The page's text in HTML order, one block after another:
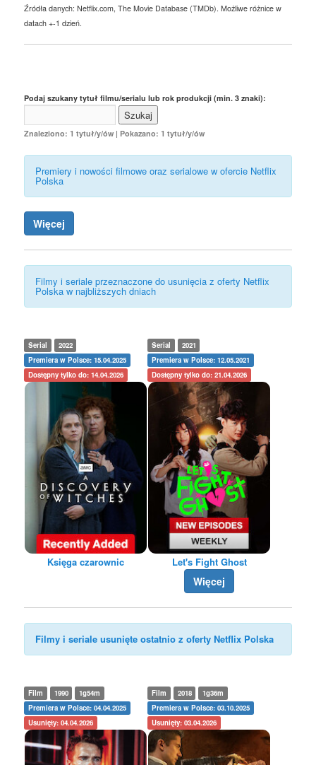
Źródła danych: Netflix.com, The Movie Database (TMDb). Możliwe różnice w
datach +-1 dzień.
Podaj szukany tytuł filmu/serialu lub rok produkcji (min. 3 znaki):
Znaleziono: 1 tytuł/y/ów | Pokazano: 1 tytuł/y/ów
Premiery i nowości filmowe oraz serialowe w ofercie Netflix
Polska
Więcej
Filmy i seriale przeznaczone do usunięcia z oferty Netflix
Polska w najbliższych dniach
Serial
2022
Premiera w Polsce: 15.04.2025
Dostępny tylko do: 14.04.2026
Księga czarownic
Serial
2021
Premiera w Polsce: 12.05.2021
Dostępny tylko do: 21.04.2026
Let's Fight Ghost
Więcej
Filmy i seriale usunięte ostatnio z oferty Netflix Polska
Film 1990
1g54m
Premiera w Polsce: 04.04.2025
Usunięty: 04.04.2026
Film 2018
1g36m
Premiera w Polsce: 03.10.2025
Usunięty: 03.04.2026